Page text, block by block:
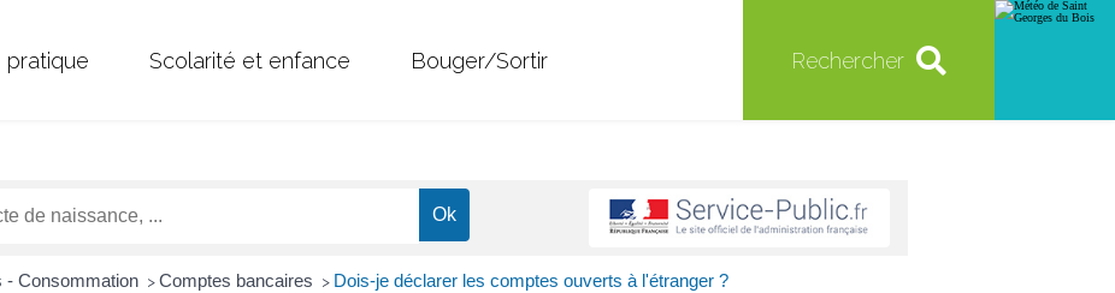
pratique Scolarité et enfance Bouger/Sortir Rechercher
- Consommation > Comptes bancaires > Dois-je déclarer les comptes ouverts à l'étranger ?